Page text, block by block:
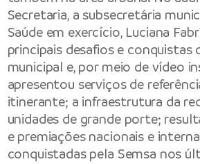
Secretaria, a subsecretária
Saúde em exercício, Luciana
principais desafios e conquistas
municipal e, por meio de vídeo
apresentou serviços de
itinerante; a infraestrutura da
unidades de grande porte;
e premiações nacionais e
conquistadas pela Semsa nos